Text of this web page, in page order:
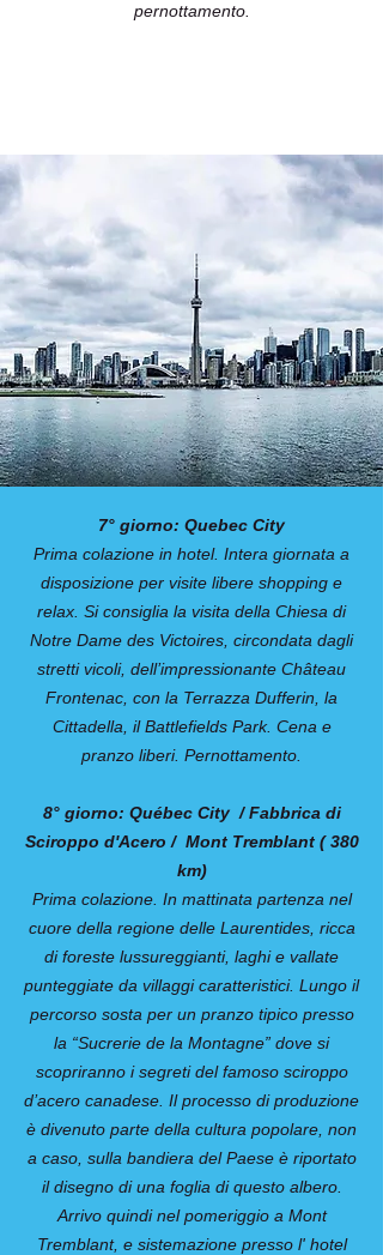
pernottamento.
7° giorno: Quebec City
Prima colazione in hotel. Intera giornata a
disposizione per visite libere shopping e
relax. Si consiglia la visita della Chiesa di
Notre Dame des Victoires, circondata dagli
stretti vicoli, dell’impressionante Château
Frontenac, con la Terrazza Dufferin, la
Cittadella, il Battlefields Park. Cena e
pranzo liberi. Pernottamento.
8° giorno: Québec City / Fabbrica di
Sciroppo d'Acero / Mont Tremblant ( 380
km)
Prima colazione. In mattinata partenza nel
cuore della regione delle Laurentides, ricca
di foreste lussureggianti, laghi e vallate
punteggiate da villaggi caratteristici. Lungo il
percorso sosta per un pranzo tipico presso
la “Sucrerie de la Montagne” dove si
scopriranno i segreti del famoso sciroppo
d’acero canadese. Il processo di produzione
è divenuto parte della cultura popolare, non
a caso, sulla bandiera del Paese è riportato
il disegno di una foglia di questo albero.
Arrivo quindi nel pomeriggio a Mont
Tremblant, e sistemazione presso l' hotel